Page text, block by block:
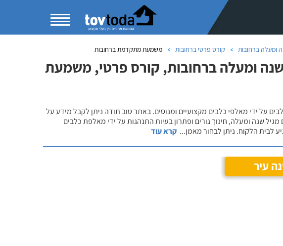
ומעלה ברחובות קורס פרטי ברחובות משמעת מתקדמת ברחובות
שנה ומעלה ברחובות, קורס פרטי, משמעת
על ידי מאלפי כלבים מקצועיים ומנוסים. באתר טוב תודה ניתן לקבל מידע על
שנה ומעלה, חינוך גורים ופתרון בעיות התנהגות על ידי מאלפת כלבים
לבית הלקוח. ניתן לבחור מאמן... קרא עוד
עיר